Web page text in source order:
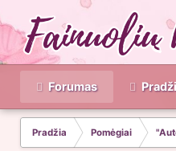
Forumas
Pradžia Pomėgiai